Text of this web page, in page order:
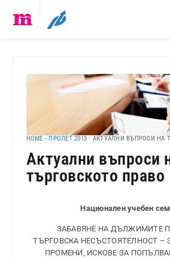
HOME - ПРОЛЕТ 2013 - АКТУАЛНИ ВЪПРОСИ НА
Актуални въпроси
търговското право
Национален учебен
ЗАБАВЯНЕ НА ДЪЛЖИМИТЕ
ТЪРГОВСКА НЕСЪСТОЯТЕЛНОСТ –
ПРОМЕНИ, ИСКОВЕ ЗА